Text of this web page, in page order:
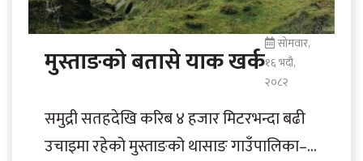
मुस्ताङको बतासे याक खर्क
सोमवार,
१६ भदौ,
२०८२
समुद्री सतहदेखि करिब ४ हजार मिटरभन्दा बढी
उचाइमा रहेको मुस्ताङको थासाङ गाउँपालिका–१